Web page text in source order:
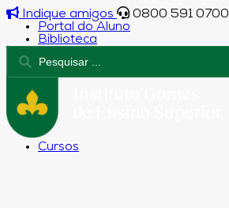
Indique amigos
0800 591 0700
Portal do Aluno
Biblioteca
Cursos